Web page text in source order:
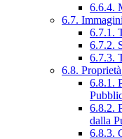
6.6.4.
6.7.
6.7.1.
6.7.2.
6.7.3.
6.8.
6.8.1.
6.8.2.
dalla
6.8.3.